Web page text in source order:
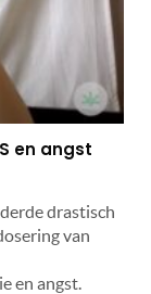
en angst
drastisch
van
en angst.